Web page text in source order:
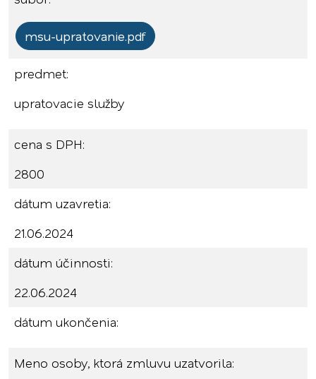
msu-upratovanie.pdf
predmet:
upratovacie služby
cena s DPH:
2800
dátum uzavretia:
21.06.2024
dátum účinnosti:
22.06.2024
dátum ukončenia:
Meno osoby, ktorá zmluvu uzatvorila: